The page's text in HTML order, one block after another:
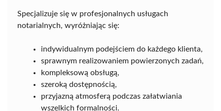
Specjalizuje się w profesjonalnych usługach
notarialnych, wyróżniając się:
indywidualnym podejściem do każdego klienta,
sprawnym realizowaniem powierzonych zadań,
kompleksową obsługą,
szeroką dostępnością,
przyjazną atmosferą podczas załatwiania
wszelkich formalności.